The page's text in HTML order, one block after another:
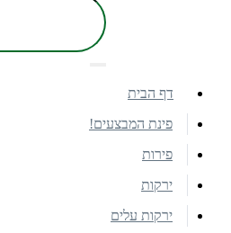
דף הבית
פינת המבצעים!
פירות
ירקות
ירקות עלים